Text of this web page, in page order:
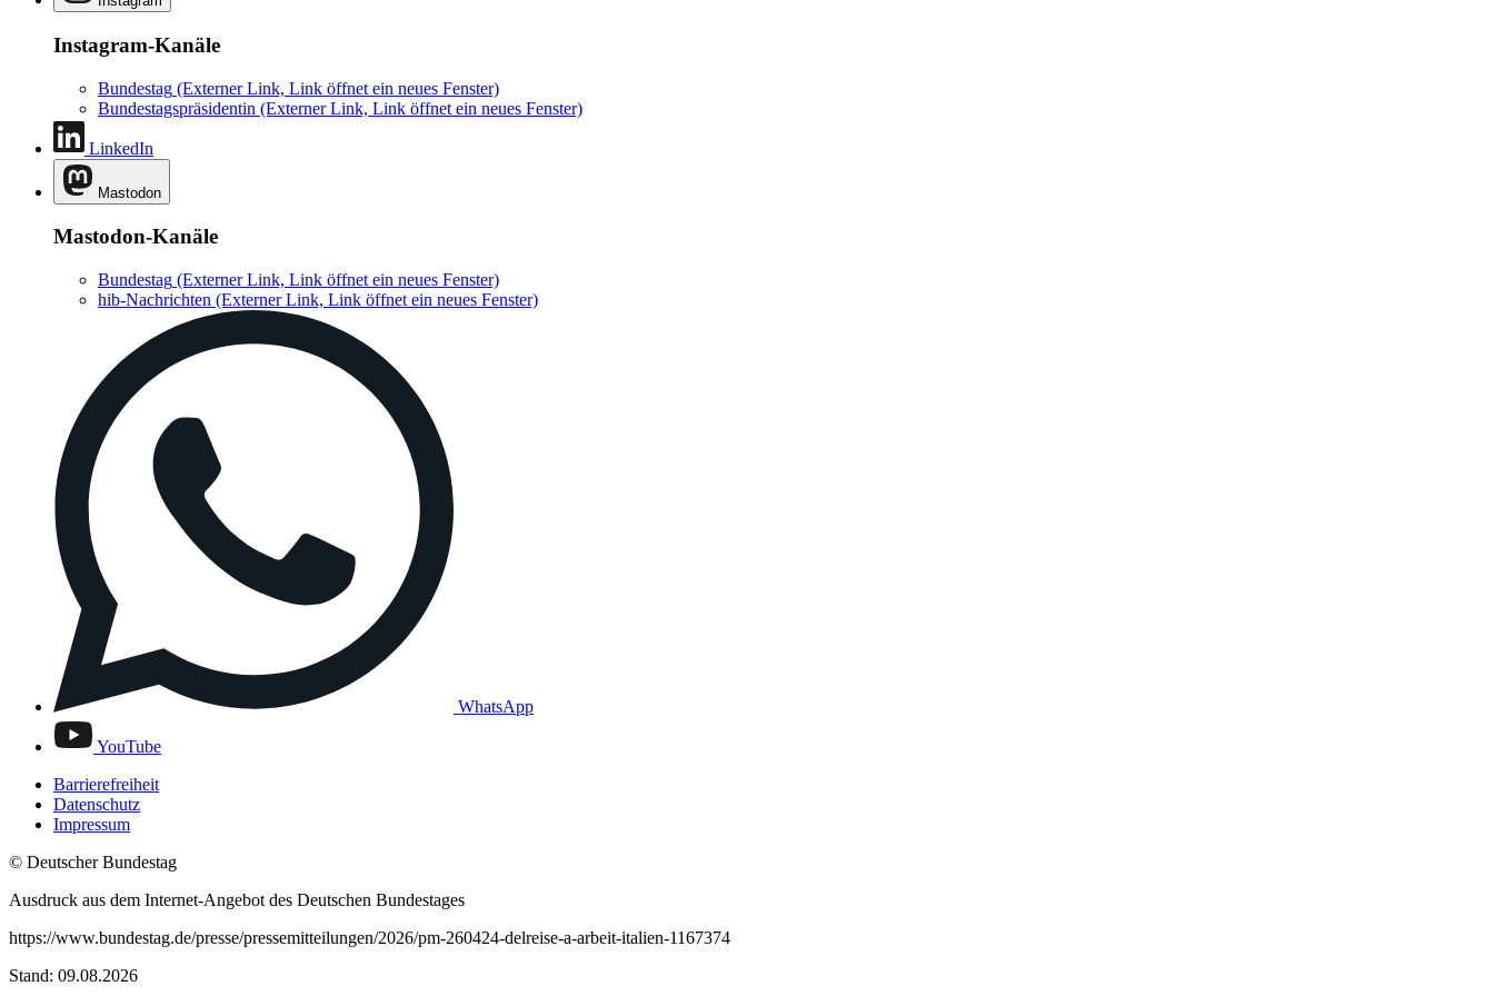
Instagram-Kanäle
Bundestag (Externer Link, Link öffnet ein neues Fenster)
Bundestagspräsidentin (Externer Link, Link öffnet ein neues Fenster)
LinkedIn
Mastodon
Mastodon-Kanäle
Bundestag (Externer Link, Link öffnet ein neues Fenster)
hib-Nachrichten (Externer Link, Link öffnet ein neues Fenster)
WhatsApp
YouTube
Barrierefreiheit
Datenschutz
Impressum
© Deutscher Bundestag
Ausdruck aus dem Internet-Angebot des Deutschen Bundestages
https://www.bundestag.de/presse/pressemitteilungen/2026/pm-260424-delreise-a-arbeit-italien-1167374
Stand: 09.08.2026